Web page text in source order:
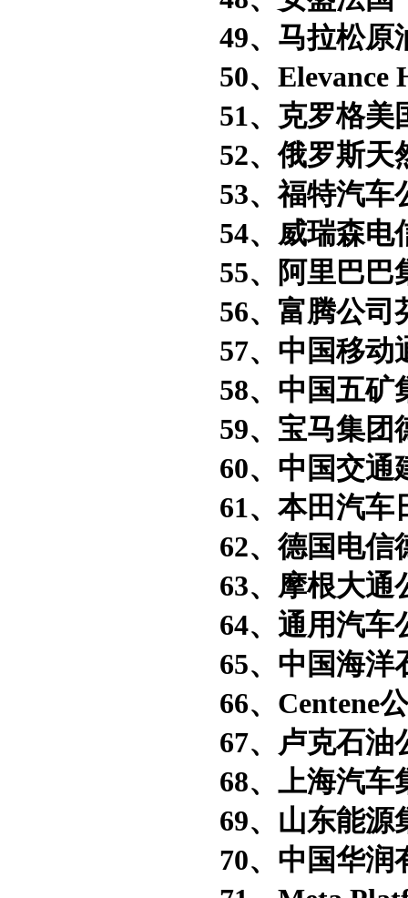
49、马拉松原
50、Elevance
51、克罗格美
52、俄罗斯天
53、福特汽车
54、威瑞森电
55、阿里巴巴
56、富腾公司
57、中国移动
58、中国五矿
59、宝马集团
60、中国交通
61、本田汽车
62、德国电信
63、摩根大通
64、通用汽车
65、中国海洋
66、Centene公
67、卢克石油
68、上海汽车
69、山东能源
70、中国华润